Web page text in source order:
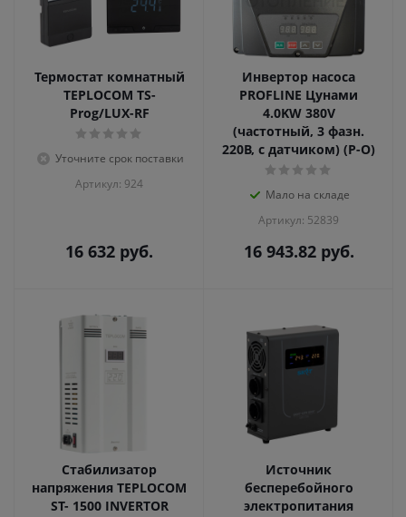
Термостат комнатный
TEPLOCOM TS-
Prog/LUX-RF
Уточните срок поставки
Артикул: 924
16 632 руб.
Инвертор насоса
PROFLINE Цунами
4.0KW 380V
(частотный, 3 фазн.
220В, с датчиком) (Р-О)
Мало на складе
Артикул: 52839
16 943.82руб.
Стабилизатор
напряжения TEPLOCOM
ST- 1500 INVERTOR
Источник
бесперебойного
электропитания